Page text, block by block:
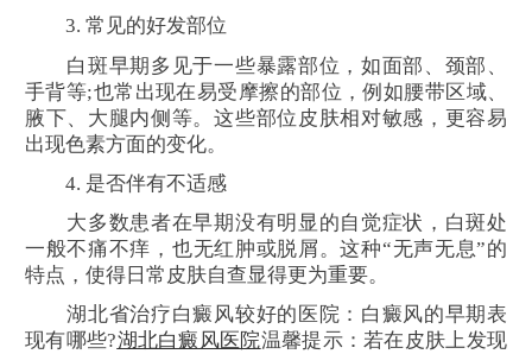
3. 常见的好发部位
白斑早期多见于一些暴露部位，如面部、颈部、
手背等;也常出现在易受摩擦的部位，例如腰带区域、
腋下、大腿内侧等。这些部位皮肤相对敏感，更容易
出现色素方面的变化。
4. 是否伴有不适感
大多数患者在早期没有明显的自觉症状，白斑处
一般不痛不痒，也无红肿或脱屑。这种“无声无息”的
特点，使得日常皮肤自查显得更为重要。
湖北省治疗白癜风较好的医院：白癜风的早期表
现有哪些?湖北白癜风医院温馨提示：若在皮肤上发现